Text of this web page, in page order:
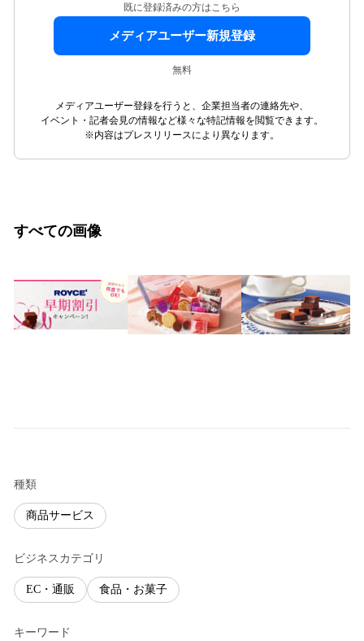
既に登録済みの方はこちら
メディアユーザー新規登録
無料
メディアユーザー登録を行うと、企業担当者の連絡先や、
イベント・記者会見の情報など様々な特記情報を閲覧できます。
※内容はプレスリリースにより異なります。
すべての画像
種類
商品サービス
ビジネスカテゴリ
EC・通販 食品・お菓子
キーワード